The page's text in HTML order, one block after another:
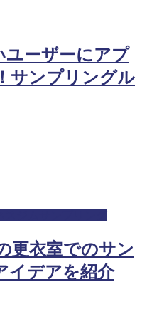
ユーザーにアプ
サンプリングル
更衣室でのサン
イデアを紹介